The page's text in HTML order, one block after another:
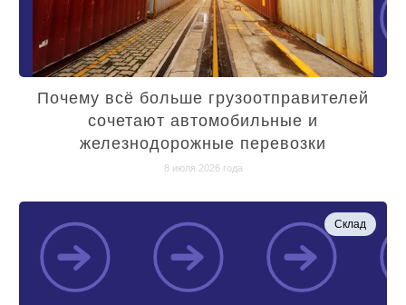
Почему всё больше грузоотправителей
сочетают автомобильные и
железнодорожные перевозки
8 июля 2026 года
Склад